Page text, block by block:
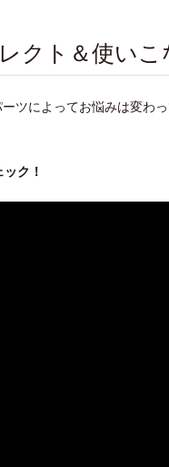
クト＆使いこ
ツによってお悩みは変わ
ク！